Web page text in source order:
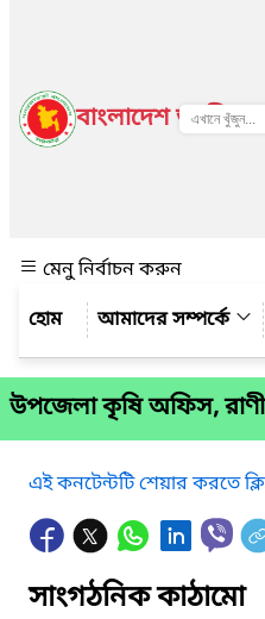
বাংলাদেশ জাতীয়
মেনু নির্বাচন করুন
আমাদের সম্পর্কে
উপজেলা কৃষি অফিস,
এই কনটেন্টটি শেয়ার করতে
সাংগঠনিক কাঠামো